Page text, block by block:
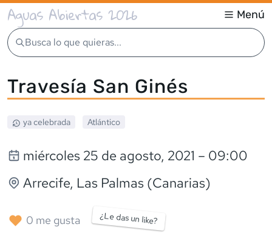
Aguas Abiertas 2026 Menú
Busca lo que quieras...
Travesía San Ginés
ya celebrada Atlántico
miércoles 25 de agosto, 2021 – 09:00
Arrecife, Las Palmas (Canarias)
0 me gusta ¿Le das un like?